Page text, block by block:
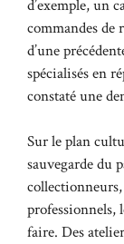
d’exemple, un
commandes de
d’une
spécialisés en
constaté une
Sur le plan
sauvegarde du
collectionneurs,
professionnels,
faire. Des